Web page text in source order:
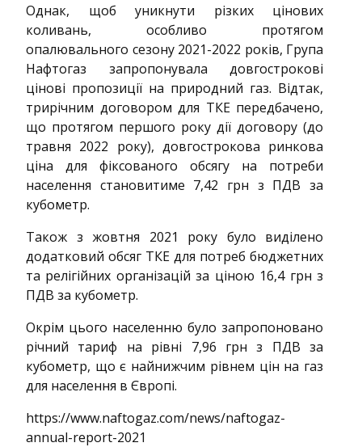
Однак, щоб уникнути різких цінових
коливань, особливо протягом
опалювального сезону 2021-2022 років, Група
Нафтогаз запропонувала довгострокові
цінові пропозиції на природний газ. Відтак,
трирічним договором для ТКЕ передбачено,
що протягом першого року дії договору (до
травня 2022 року), довгострокова ринкова
ціна для фіксованого обсягу на потреби
населення становитиме 7,42 грн з ПДВ за
кубометр.
Також з жовтня 2021 року було виділено
додатковий обсяг ТКЕ для потреб бюджетних
та релігійних організацій за ціною 16,4 грн з
ПДВ за кубометр.
Окрім цього населенню було запропоновано
річний тариф на рівні 7,96 грн з ПДВ за
кубометр, що є найнижчим рівнем цін на газ
для населення в Європі.
https://www.naftogaz.com/news/naftogaz-
annual-report-2021